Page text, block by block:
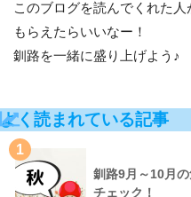
このブログを読んでくれた
もらえたらいいなー！
釧路を一緒に盛り上げよう♪
よく読まれている記事
1
釧路9月～10月
チェック！